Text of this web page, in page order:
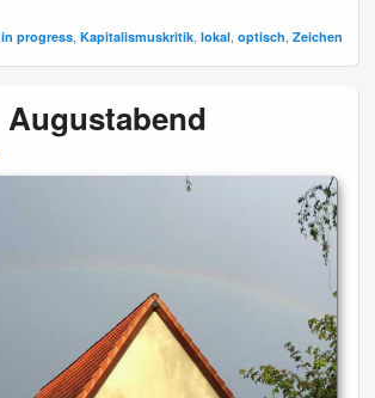
,in progress ,Kapitalismuskritik ,lokal ,optisch ,Zeichen
Augustabend